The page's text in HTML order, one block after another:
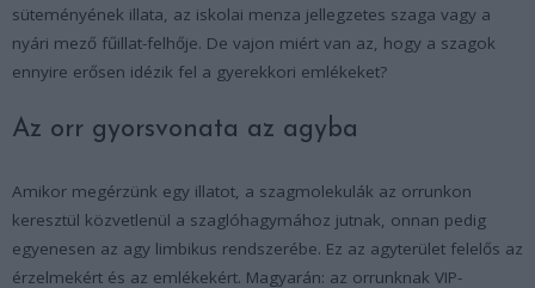
süteményének illata, az iskolai menza jellegzetes szaga vagy a
nyári mező fűillat-felhője. De vajon miért van az, hogy a szagok
ennyire erősen idézik fel a gyerekkori emlékeket?
Az orr gyorsvonata az agyba
Amikor megérzünk egy illatot, a szagmolekulák az orrunkon
keresztül közvetlenül a szaglóhagymához jutnak, onnan pedig
egyenesen az agy limbikus rendszerébe. Ez az agyterület felelős az
érzelmekért és az emlékekért. Magyarán: az orrunknak VIP-